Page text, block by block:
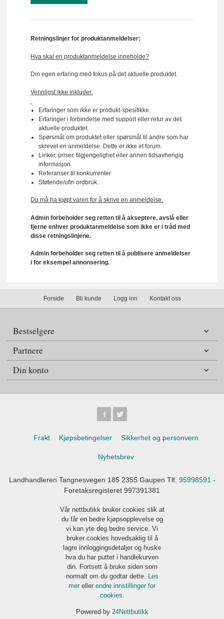
Retningslinjer for produktanmeldelser:
Hva skal en produktanmeldelse inneholde?
Din egen erfaring med fokus på det aktuelle produktet.
Vennligst ikke inkluder:
Erfaringer som ikke er produkt-spesifikke.
Erfaringer i forbindelse med support eller retur av det
aktuelle produktet.
Spørsmål om produktet eller spørsmål til andre som har
skrevet en anmeldelse. Dette er ikke et forum.
Linker, priser, tilgjengelighet eller annen tidsavhengig
informasjon.
Referanser til konkurrenter
Støtende/ufin ordbruk.
Du må ha kjøpt varen for å skrive en anmeldelse.
Admin forbeholder seg retten til å akseptere, avslå eller
fjerne enhver produktanmeldelse som ikke er i tråd med
disse retningslinjene.
Admin forbeholder seg retten til å publisere anmeldelser
i for eksempel annonsering.
Forside Bli kunde Logg inn Kontakt oss
Bestselgere
Partnere
Din konto
Frakt Kjøpsbetingelser Sikkerhet og personvern
Nyhetsbrev
Landhandleren Tangnesvegen 185 2355 Gaupen Tlf. 95998591 -
Foretaksregisteret 997391381
Vår nettbutikk bruker cookies slik at
du får en bedre kjøpsopplevelse og
vi kan yte deg bedre service. Vi
bruker cookies hovedsaklig til å
lagre innloggingsdetaljer og huske
hva du har puttet i handlekurven
din. Fortsett å bruke siden som
normalt om du godtar dette. Les
mer eller endre innstillinger for
cookies.
Powered by 24Nettbutikk